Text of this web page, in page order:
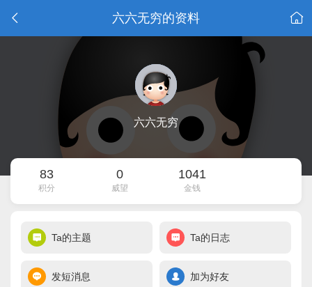
六六无穷的资料
六六无穷
83
积分
0
威望
1041
金钱
Ta的主题 Ta的日志
发短消息 加为好友